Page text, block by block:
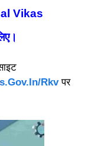
Vikas
।
Rkvपर